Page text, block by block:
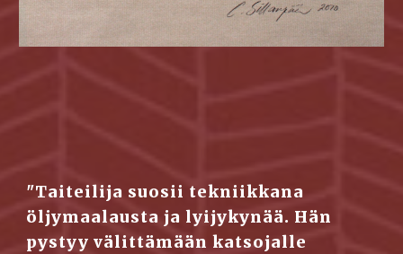
"Taiteilija suosii tekniikkana
öljymaalausta ja lyijykynää. Hän
pystyy välittämään katsojalle